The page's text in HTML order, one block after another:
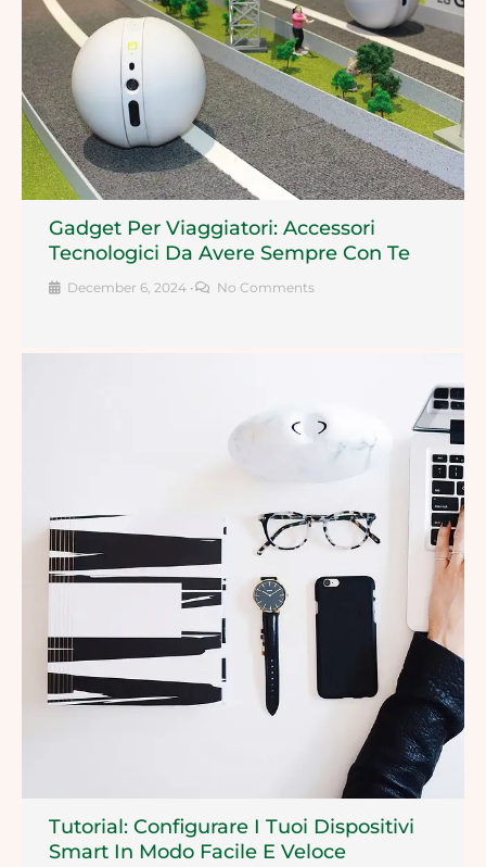
Gadget Per Viaggiatori: Accessori
Tecnologici Da Avere Sempre Con Te
December 6, 2024 • No Comments
Tutorial: Configurare I Tuoi Dispositivi
Smart In Modo Facile E Veloce